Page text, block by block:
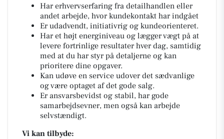
Har erhvervserfaring fra detailhandlen eller
andet arbejde, hvor kundekontakt har indgået
Er udadvendt, initiativrig og kundeorienteret.
Har et højt energiniveau og lægger vægt på at
levere fortrinlige resultater hver dag, samtidig
med at du har styr på detaljerne og kan
prioritere dine opgaver.
Kan udøve en service udover det sædvanlige
og være optaget af det gode salg.
Er ansvarsbevidst og stabil, har gode
samarbejdsevner, men også kan arbejde
selvstændigt.
Vi kan tilbyde: